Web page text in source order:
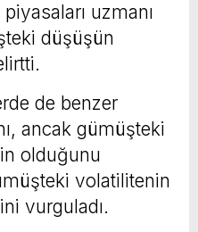
uzmanı
düşüşün
de benzer
ancak gümüşteki
olduğunu
volatilitenin
vurguladı.